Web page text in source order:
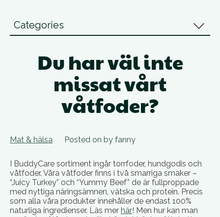
Categories
Du har väl inte
missat vårt
våtfoder?
Mat & hälsa Posted on by fanny
I BuddyCare sortiment ingår torrfoder, hundgodis och
våtfoder. Våra våtfoder finns i två smarriga smaker –
“Juicy Turkey” och “Yummy Beef” de är fullproppade
med nyttiga näringsämnen, vätska och protein. Precis
som alla våra produkter innehåller de endast 100%
naturliga ingredienser. Läs mer här! Men hur kan man